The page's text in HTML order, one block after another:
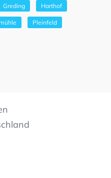
Greding Harthof
Pleinfeld